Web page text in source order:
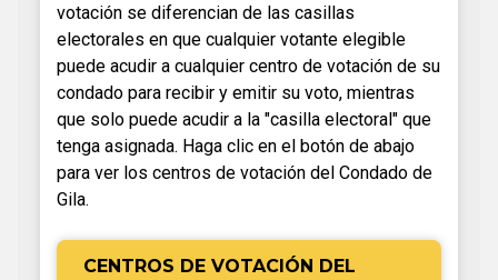
votación se diferencian de las casillas
electorales en que cualquier votante elegible
puede acudir a cualquier centro de votación de su
condado para recibir y emitir su voto, mientras
que solo puede acudir a la "casilla electoral" que
tenga asignada. Haga clic en el botón de abajo
para ver los centros de votación del Condado de
Gila.
CENTROS DE VOTACIÓN DEL